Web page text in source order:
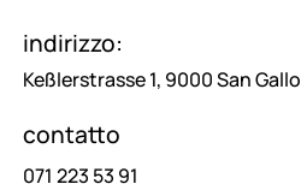
indirizzo:
Keßlerstrasse 1, 9000 San Gallo
contatto
071 223 53 91